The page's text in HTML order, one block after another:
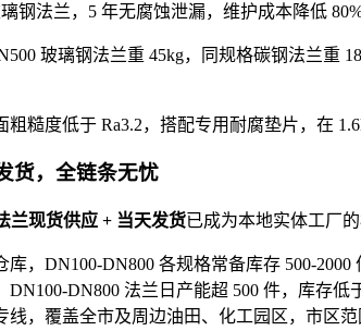
钢法兰，5 年无腐蚀泄漏，维护成本降低 80%
玻璃钢法兰重 45kg，同规格碳钢法兰重
粗糙度低于 Ra3.2，搭配专用耐腐垫片，在
货，全链条无忧
兰现货供应 + 当天发货已成为本地实体工厂
，DN100-DN800 各规格常备库存 500-
DN100-DN800 法兰日产能超 500 件，库存
线，覆盖全市及周边油田、化工园区，市区